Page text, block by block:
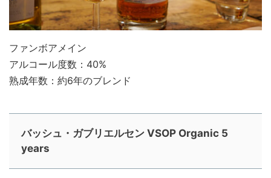
ファンボアメイン
アルコール度数：40%
熟成年数：約6年のブレンド
バッシュ・ガブリエルセン VSOP Organic 5
years